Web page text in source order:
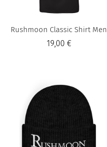
Rushmoon Classic Shirt Men
19,00 €